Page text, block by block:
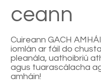
ceann
Cuireann GACH
iomlán ar fáil do
pleanála, uathoibriú
agus tuarascálacha
amháin!